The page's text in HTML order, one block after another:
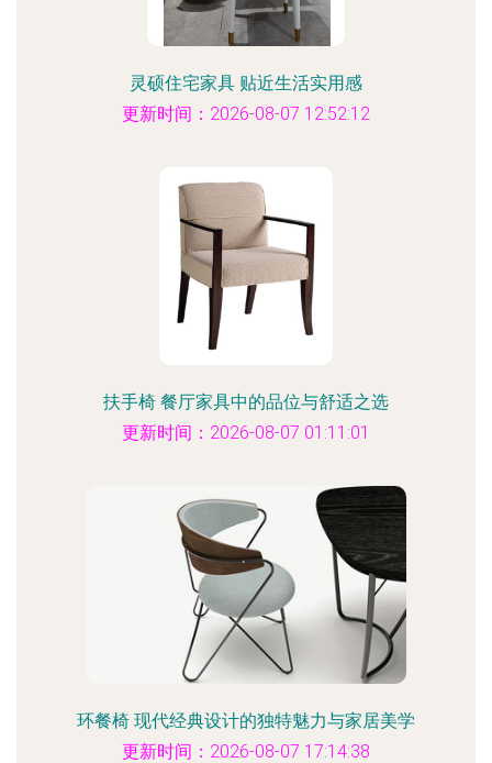
灵硕住宅家具 贴近生活实用感
更新时间：2026-08-07 12:52:12
扶手椅 餐厅家具中的品位与舒适之选
更新时间：2026-08-07 01:11:01
环餐椅 现代经典设计的独特魅力与家居美学
更新时间：2026-08-07 17:14:38